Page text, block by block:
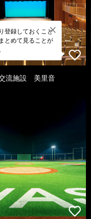
登録しておくこと
とめて見ることが
流施設 美里音